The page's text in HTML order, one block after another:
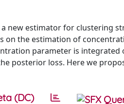
a new estimator for clustering
on the estimation of
parameter is integrated
posterior loss. Here we
(DC)